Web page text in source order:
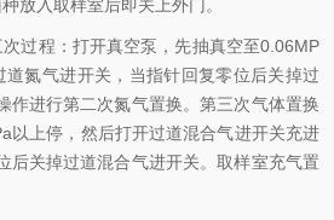
放入取样室后即关上外门。
过程：打开真空泵，先抽真空至0.06MP
氮气进开关，当指针回复零位后关掉过
作进行第二次氮气置换。第三次气体置换
以上停，然后打开过道混合气进开关充进
后关掉过道混合气进开关。取样室充气置